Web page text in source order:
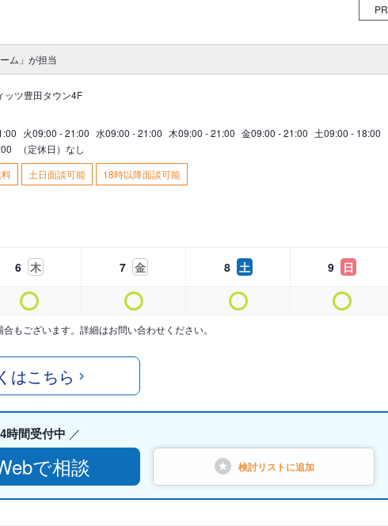
PR
ム」が担当
ッツ豊田タウン4F
火09:00 - 21:00 水09:00 - 21:00 木09:00 - 21:00 金09:00 - 21:00 土09:00 - 18:00
（定休日）なし
土日面談可能 18時以降面談可能
6 木 7 金 8 土 9 日
もございます。詳細はお問い合わせください。
はこちら
時間受付中
で相談 検討リストに追加